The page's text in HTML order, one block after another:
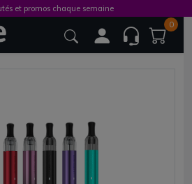
0
et promos chaque semaine